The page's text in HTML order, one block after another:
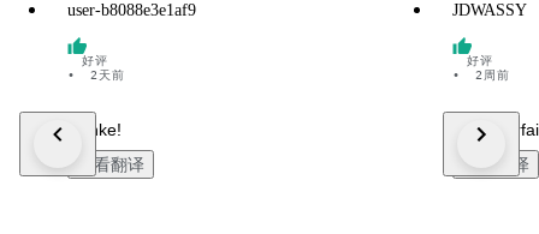
user-b8088e3e1af9
好评
•
2天前
Danke!
查看翻译
JDWASSY
好评
•
2周前
C'est
查看翻译